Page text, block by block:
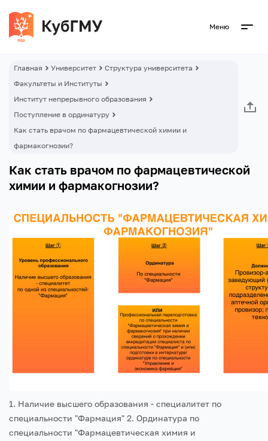
Меню
Главная Университет
Структура университета
Факультеты и Институты
Институт непрерывного образования
Поступление в ординатуру
Как стать врачом по фармацевтической химии и
фармакогнозии?
Как стать врачом по фармацевтической
химии и фармакогнозии?
1. Наличие высшего образования - специалитет по
специальности "Фармация" 2. Ординатура по
специальности "Фармацевтическая химия и